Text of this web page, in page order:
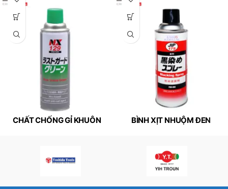
CHẤT CHỐNG GỈ KHUÔN
BÌNH XỊT NHUỘM ĐEN